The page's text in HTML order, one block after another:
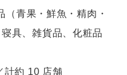
青果・鮮魚・精肉・
具、雑貨品、化粧品
計約 10 店舗